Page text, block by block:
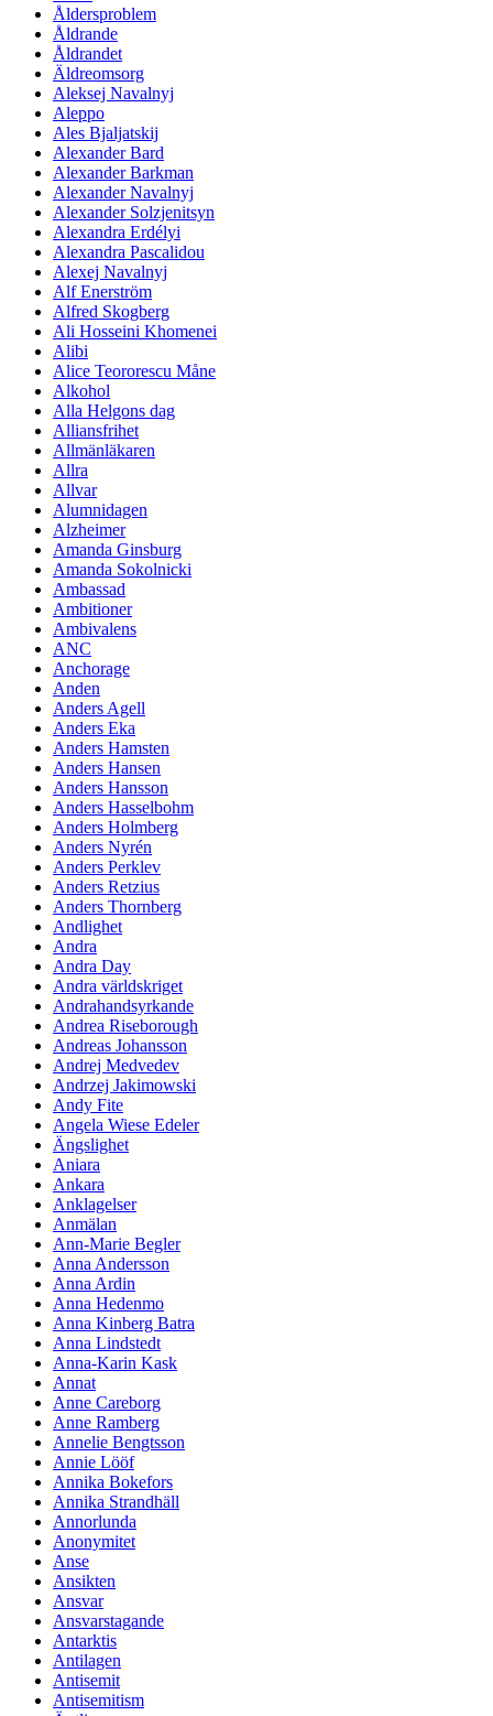
Åldersproblem
Åldrande
Åldrandet
Äldreomsorg
Aleksej Navalnyj
Aleppo
Ales Bjaljatskij
Alexander Bard
Alexander Barkman
Alexander Navalnyj
Alexander Solzjenitsyn
Alexandra Erdélyi
Alexandra Pascalidou
Alexej Navalnyj
Alf Enerström
Alfred Skogberg
Ali Hosseini Khomenei
Alibi
Alice Teororescu Måne
Alkohol
Alla Helgons dag
Alliansfrihet
Allmänläkaren
Allra
Allvar
Alumnidagen
Alzheimer
Amanda Ginsburg
Amanda Sokolnicki
Ambassad
Ambitioner
Ambivalens
ANC
Anchorage
Anden
Anders Agell
Anders Eka
Anders Hamsten
Anders Hansen
Anders Hansson
Anders Hasselbohm
Anders Holmberg
Anders Nyrén
Anders Perklev
Anders Retzius
Anders Thornberg
Andlighet
Andra
Andra Day
Andra världskriget
Andrahandsyrkande
Andrea Riseborough
Andreas Johansson
Andrej Medvedev
Andrzej Jakimowski
Andy Fite
Angela Wiese Edeler
Ängslighet
Aniara
Ankara
Anklagelser
Anmälan
Ann-Marie Begler
Anna Andersson
Anna Ardin
Anna Hedenmo
Anna Kinberg Batra
Anna Lindstedt
Anna-Karin Kask
Annat
Anne Careborg
Anne Ramberg
Annelie Bengtsson
Annie Lööf
Annika Bokefors
Annika Strandhäll
Annorlunda
Anonymitet
Anse
Ansikten
Ansvar
Ansvarstagande
Antarktis
Antilagen
Antisemit
Antisemitism